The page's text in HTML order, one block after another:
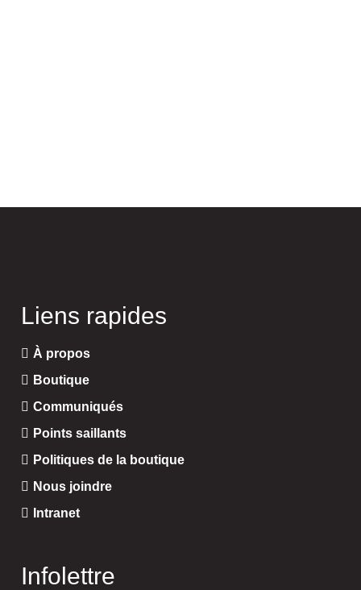
Liens rapides
À propos
Boutique
Communiqués
Points saillants
Politiques de la boutique
Nous joindre
Intranet
Infolettre